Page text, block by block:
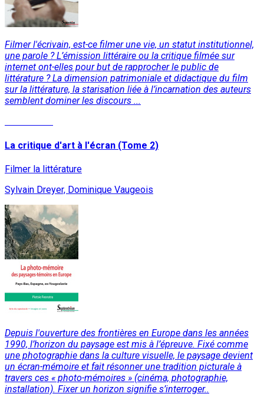
Filmer l'écrivain, est-ce filmer une vie, un statut institutionnel,
une parole ? L’émission littéraire ou la critique filmée sur
internet ont-elles pour but de rapprocher le public de
littérature ? La dimension patrimoniale et didactique du film
sur la littérature, la starisation liée à l’incarnation des auteurs
semblent dominer les discours ...
La critique d'art à l'écran (Tome 2)
Filmer la littérature
Sylvain Dreyer, Dominique Vaugeois
Depuis l'ouverture des frontières en Europe dans les années
1990, l’horizon du paysage est mis à l’épreuve. Fixé comme
une photographie dans la culture visuelle, le paysage devient
un écran-mémoire et fait résonner une tradition picturale à
travers ces « photo-mémoires » (cinéma, photographie,
installation). Fixer un horizon signifie s’interroger..